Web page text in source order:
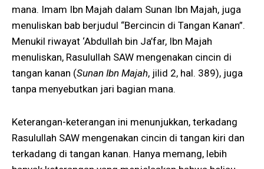
mana. Imam Ibn Majah dalam Sunan Ibn Majah, juga
menuliskan bab berjudul “Bercincin di Tangan Kanan”.
Menukil riwayat ‘Abdullah bin Ja’far, Ibn Majah
menuliskan, Rasulullah SAW mengenakan cincin di
tangan kanan (Sunan Ibn Majah, jilid 2, hal. 389), juga
tanpa menyebutkan jari bagian mana.
Keterangan-keterangan ini menunjukkan, terkadang
Rasulullah SAW mengenakan cincin di tangan kiri dan
terkadang di tangan kanan. Hanya memang, lebih